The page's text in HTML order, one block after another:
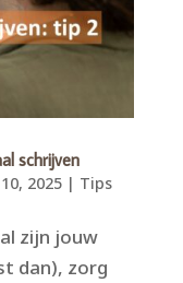
schrijven
2025| Tips
zijn jouw
dan), zorg